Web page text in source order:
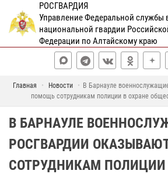
РОСГВАРДИЯ
Управление Федеральной службы
национальной гвардии
Федерации по Алтайскому краю
Главная Новости
В Барнауле
помощь сотрудникам полиции в охране
В БАРНАУЛЕ
РОСГВАРДИИ
СОТРУДНИКАМ ПОЛИЦИИ